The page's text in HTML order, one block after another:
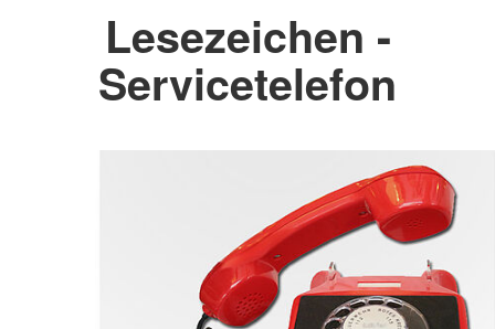
Lesezeichen -
Servicetelefon